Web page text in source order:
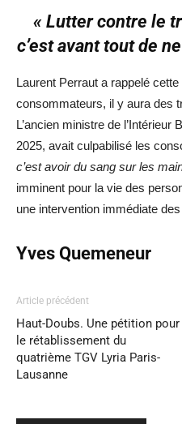
« Lutter contre le
c’est avant tout de
Laurent Perraut a rappelé
consommateurs, il y aura des
L’ancien ministre de l’Intérieur
2025, avait culpabilisé les
c’est avoir du sang sur les
imminent pour la vie des
une intervention immédiate
Yves Quemeneur
Article précédent
Haut-Doubs. Une pétition pour
le rétablissement du
quatrième TGV Lyria Paris-
Lausanne